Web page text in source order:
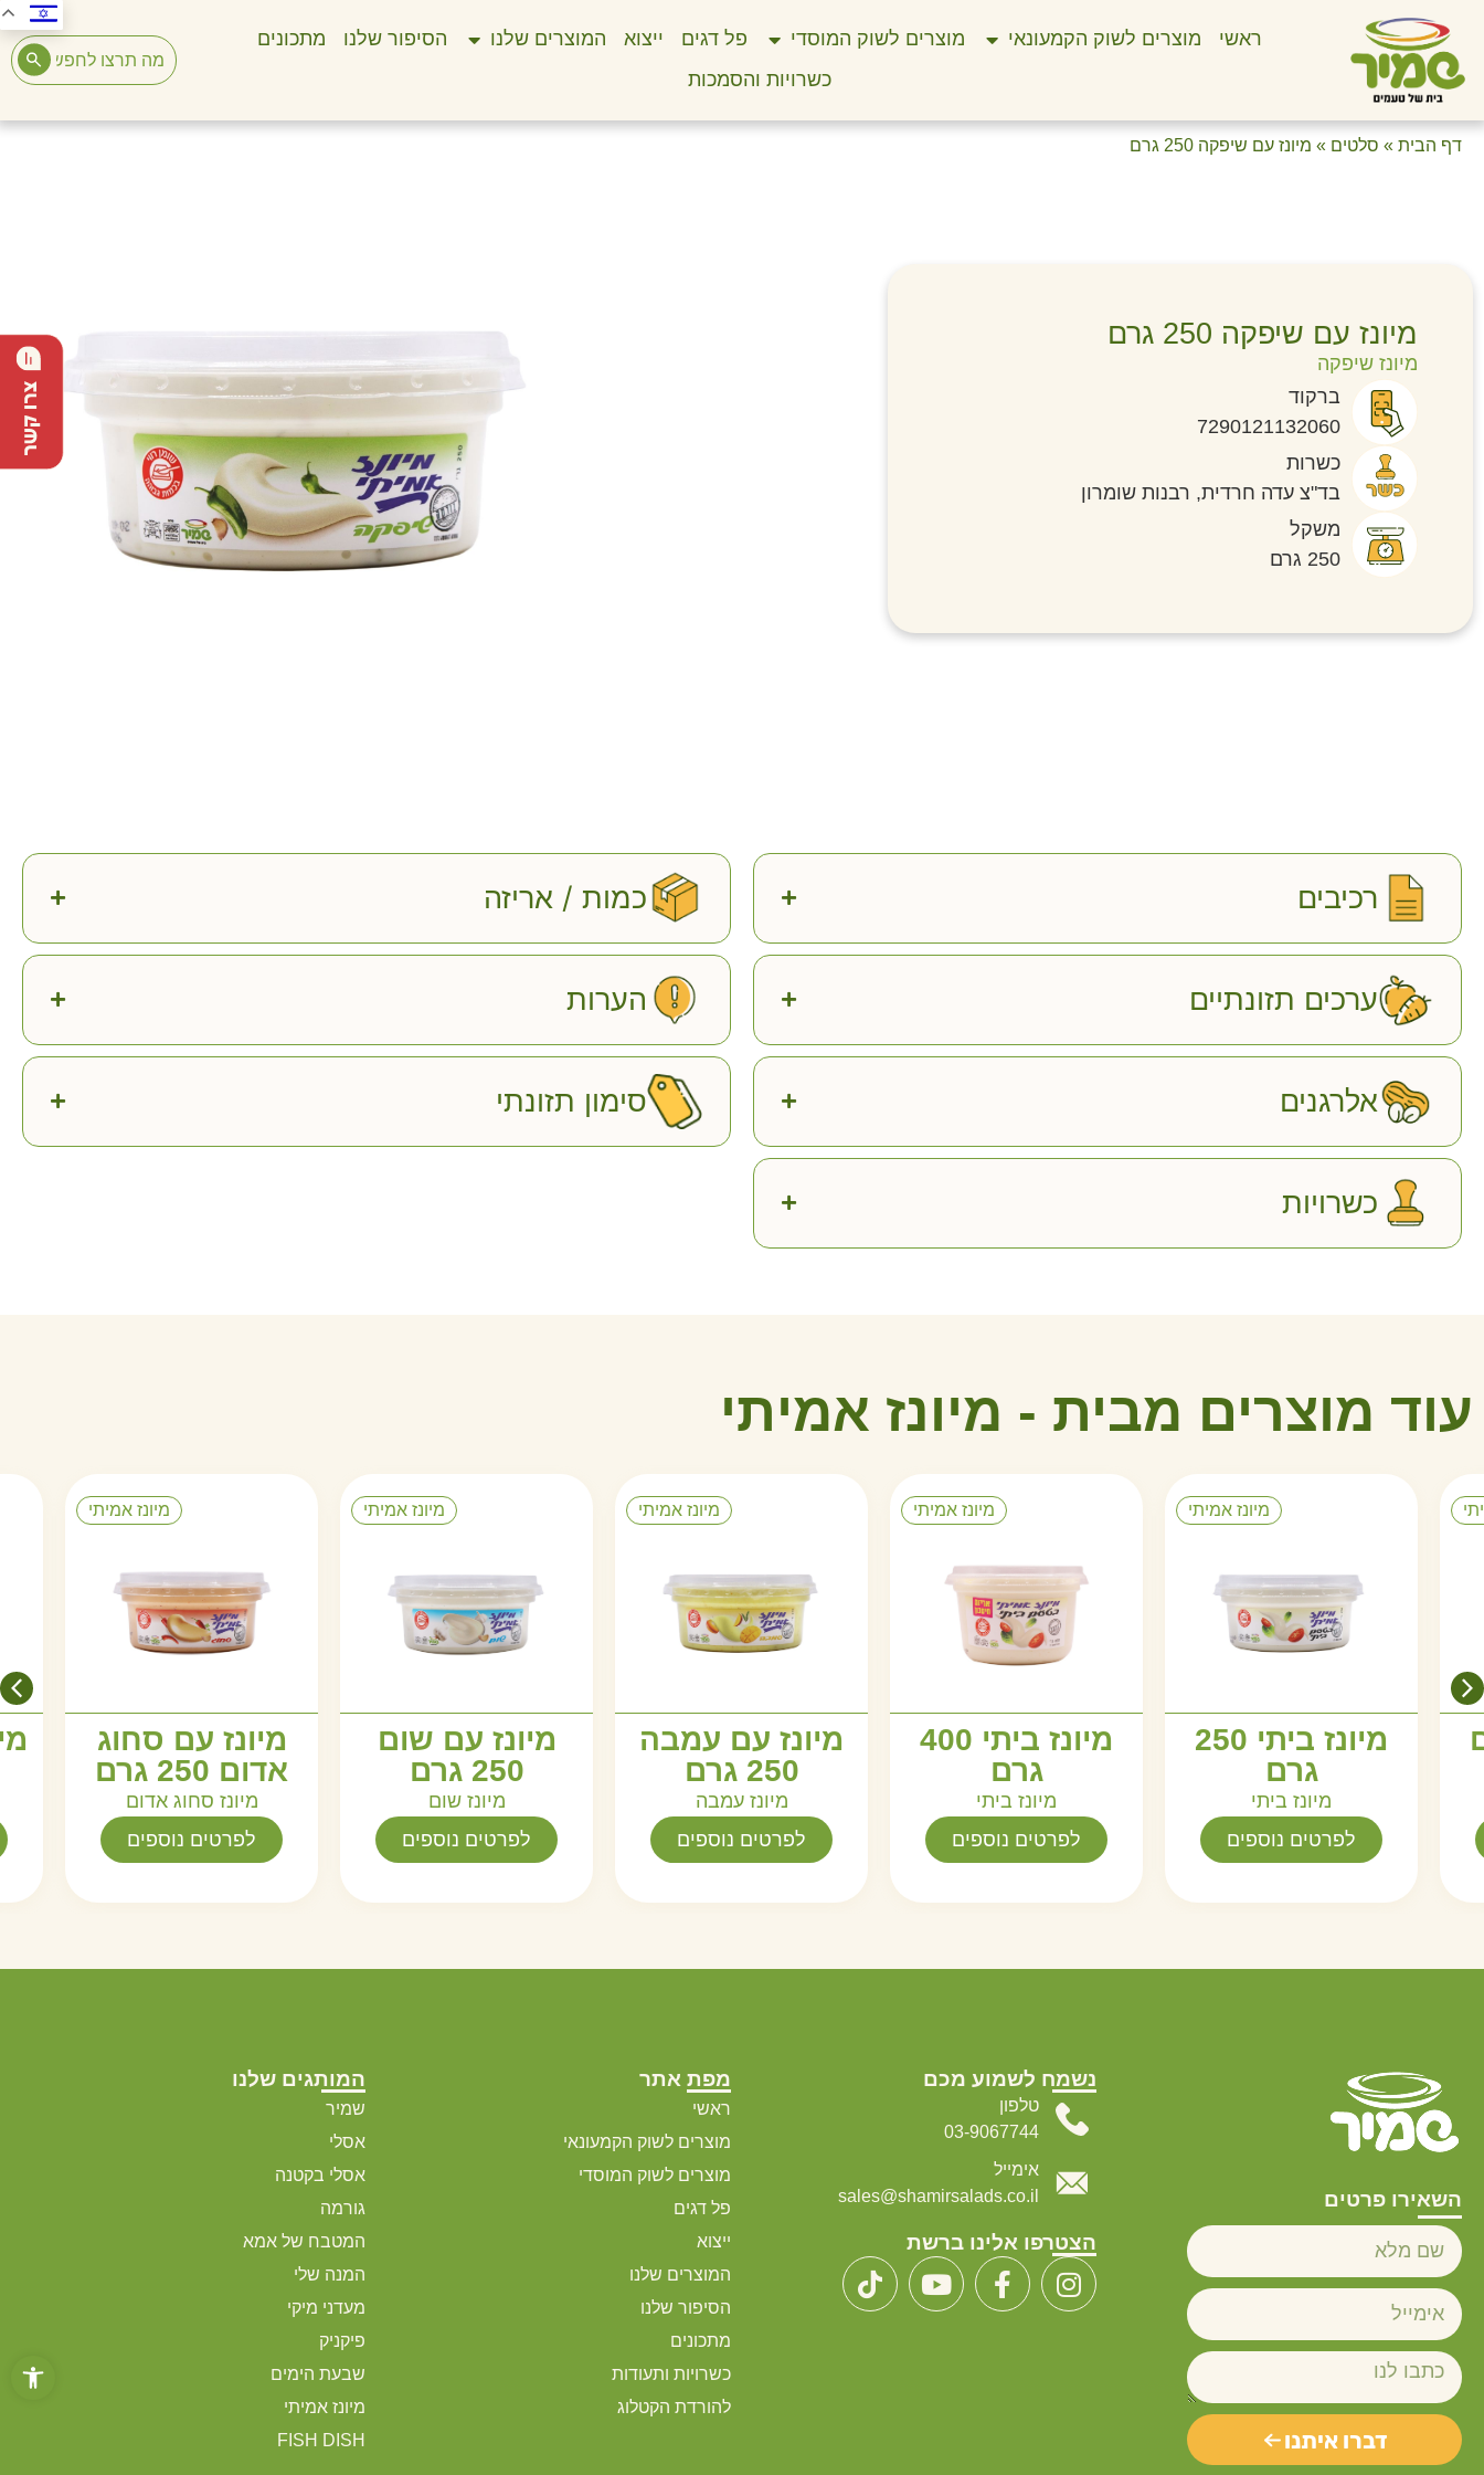
פתח
ראשי מוצרים לשוק הקמעונאי מוצרים לשוק המוסדי פל דגים ייצוא המוצרים שלנו הסיפור שלנו
מתכונים
כשרויות והסמכות
מיונז עם שיפקה 250 גרם
מיונז שיפקה
ברקוד
7290121132060
כשרות
בד"צ עדה חרדית, רבנות שומרון
משקל
250 גרם
דף הבית » סלטים » מיונז עם שיפקה 250 גרם
רכיבים
ערכים תזונתיים
אלרגנים
כשרויות
כמות / אריזה
הערות
סימון תזונתי
עוד מוצרים מבית - מיונז אמיתי
מיונז אמיתי
מיונז ביתי 250
גרם
מיונז ביתי
לפרטים נוספים
מיונז אמיתי
מיונז ביתי 400
גרם
מיונז ביתי
לפרטים נוספים
מיונז אמיתי
מיונז עם עמבה
250 גרם
מיונז עמבה
לפרטים נוספים
מיונז אמיתי
מיונז עם שום
250 גרם
מיונז שום
לפרטים נוספים
מיונז אמיתי
מיונז עם סחוג
אדום 250 גרם
מיונז סחוג אדום
לפרטים נוספים
השאירו פרטים
דברו איתנו
נשמח לשמוע מכם
טלפון
03-9067744
אימייל
sales@shamirsalads.co.il
הצטרפו אלינו ברשת
מפת אתר
ראשי
מוצרים לשוק הקמעונאי
מוצרים לשוק המוסדי
פל דגים
ייצוא
המוצרים שלנו
הסיפור שלנו
מתכונים
כשרויות ותעודות
להורדת הקטלוג
המותגים שלנו
שמיר
אסלי
אסלי בקטנה
גורמה
המטבח של אמא
המנה שלי
מעדני מיקי
פיקניק
שבעת הימים
מיונז אמיתי
FISH DISH